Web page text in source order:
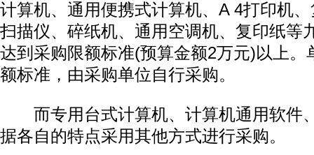
计算机、通用便携式计算机、A 4打印机
扫描仪、碎纸机、通用空调机、复印纸等
达到采购限额标准(预算金额2万元)以上。
额标准，由采购单位自行采购。
而专用台式计算机、计算机通用软件
据各自的特点采用其他方式进行采购。